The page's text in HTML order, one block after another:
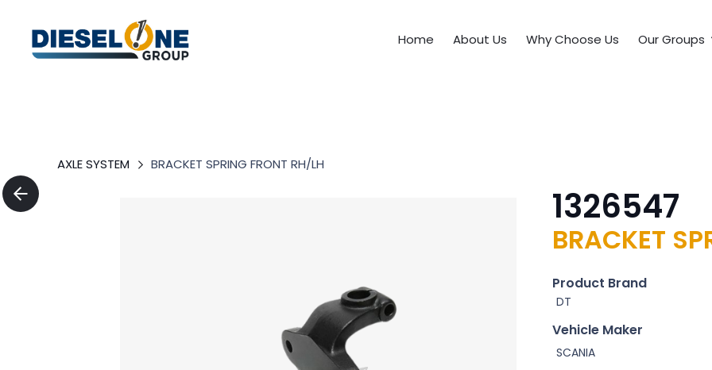
Home About Us Why Choose Us Our Groups
AXLE SYSTEM BRACKET SPRING FRONT RH/LH
1326547
BRACKET
Product Brand
DT
Vehicle Maker
SCANIA